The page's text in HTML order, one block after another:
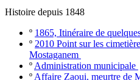
Histoire depuis 1848
º 1865, Itinéraire de
º 2010 Point sur les
Mostaganem
º Administration municipale
º Affaire Zaoui, meurtre de